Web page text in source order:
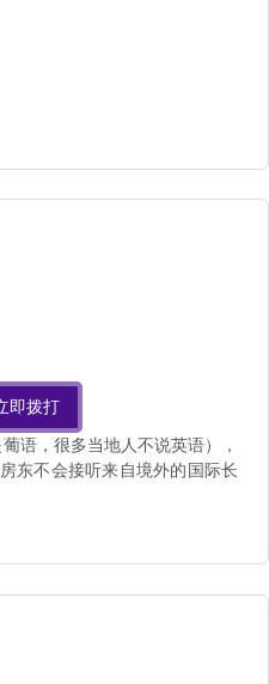
即拨打
语，很多当地人不说英语），
东不会接听来自境外的国际长